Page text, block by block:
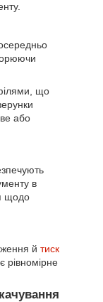
що
або
в
щодо
й тиск
рівномірне